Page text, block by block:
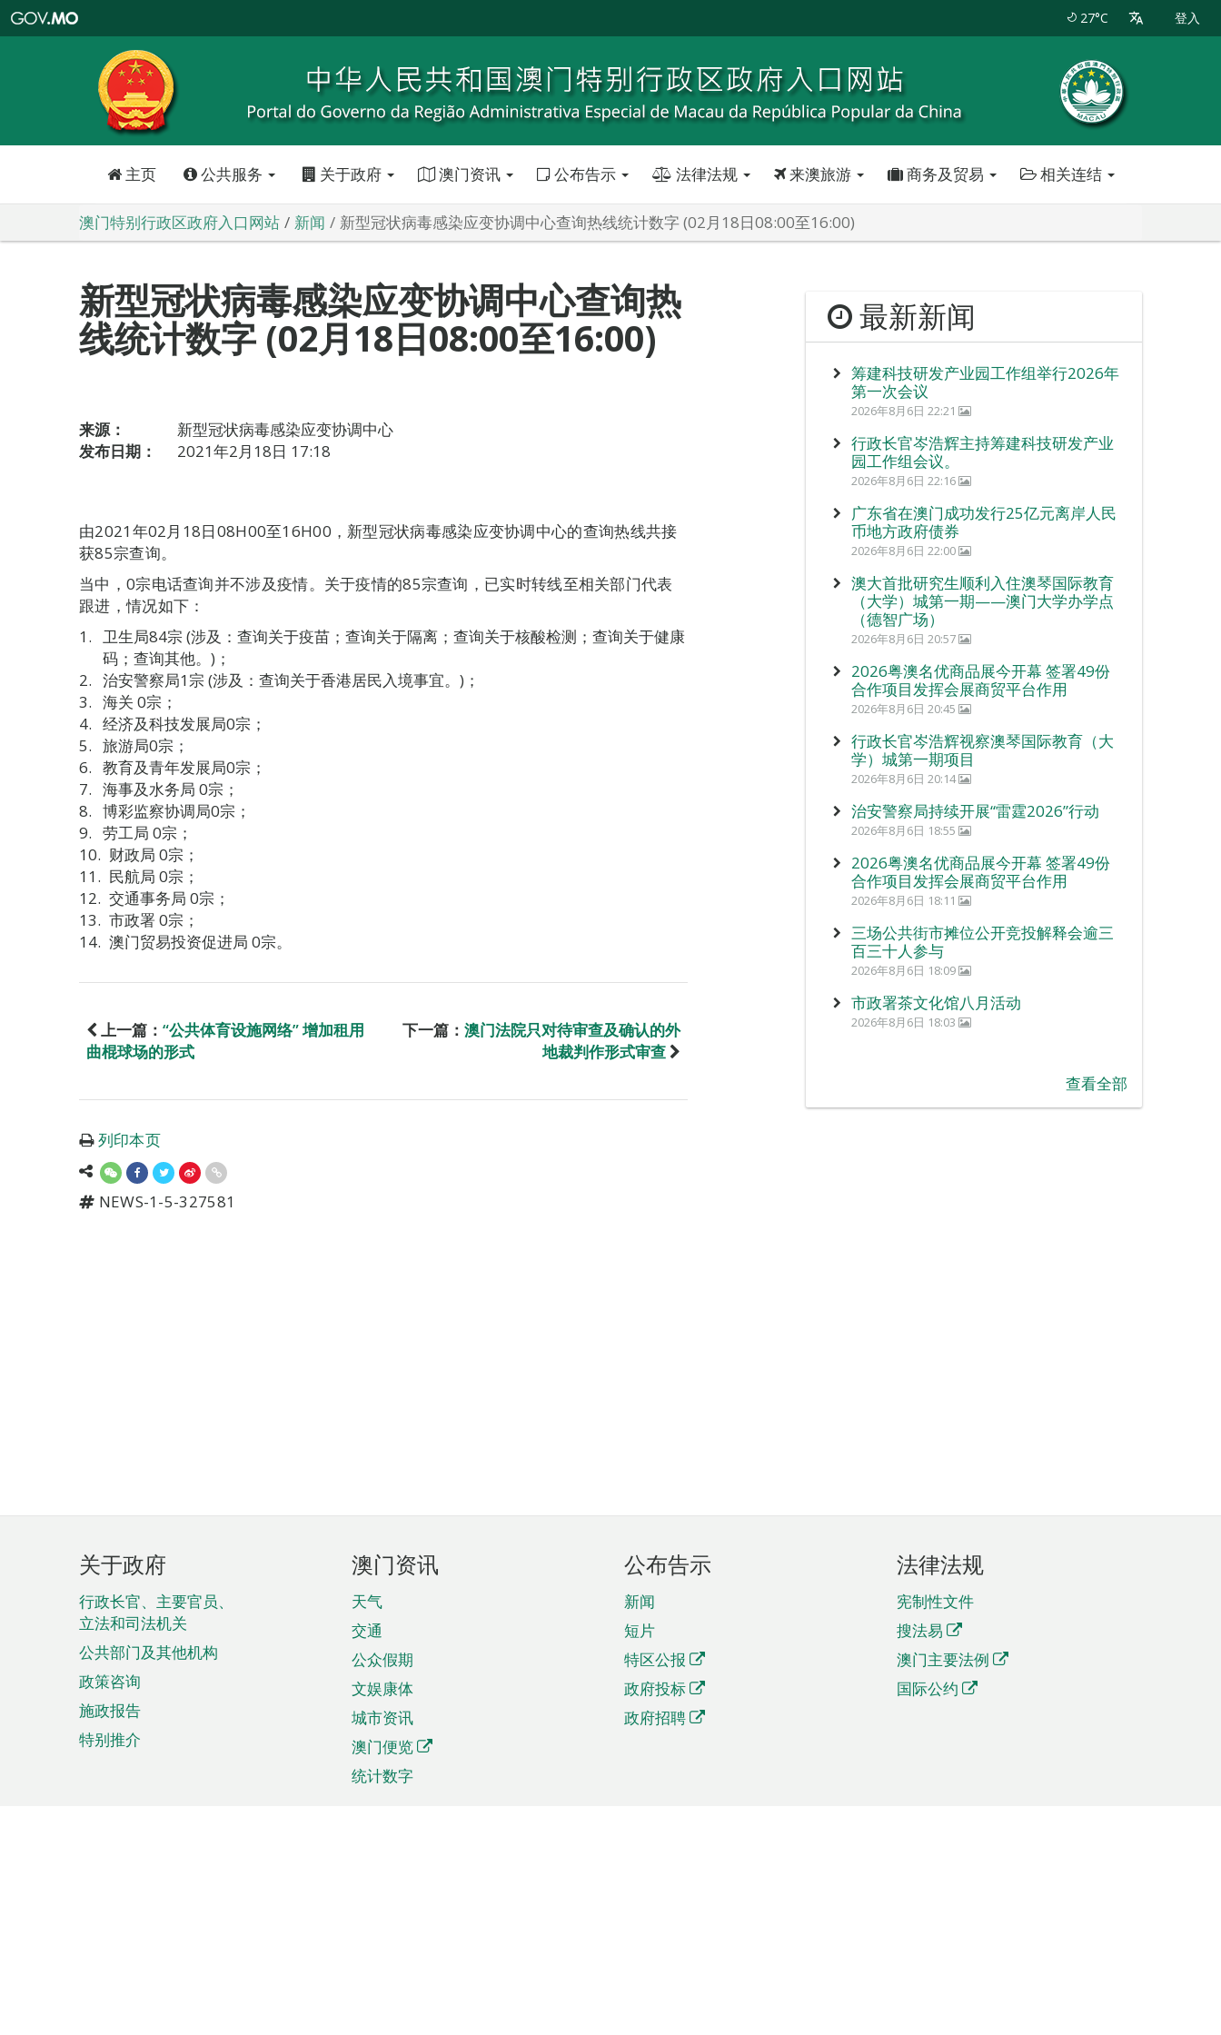
特
政
区
政
口
27°C 登入
主页 公共服务 关于政府 澳门资讯 公布告示 法律法规 来澳旅游 商务及贸易 相关连结
澳门特别行政区政府入口网站 新闻 新型冠状病毒感染应变协调中心查询热线统计数字 (02月18日08:00至16:00)
新型冠状病毒感染应变协调中心查询热
线统计数字 (02月18日08:00至16:00)
来源：
新型冠状病毒感染应变协调中心
发布日期：
2021年2月18日 17:18
由2021年02月18日08H00至16H00，新型冠状病毒感染应变协调中心的查询热线共接
获85宗查询。
当中，0宗电话查询并不涉及疫情。关于疫情的85宗查询，已实时转线至相关部门代表
跟进，情况如下：
卫生局84宗 (涉及：查询关于疫苗；查询关于隔离；查询关于核酸检测；查询关于健康
码；查询其他。)；
治安警察局1宗 (涉及：查询关于香港居民入境事宜。)；
海关 0宗；
经济及科技发展局0宗；
旅游局0宗；
教育及青年发展局0宗；
海事及水务局 0宗；
博彩监察协调局0宗；
劳工局 0宗；
财政局 0宗；
民航局 0宗；
交通事务局 0宗；
市政署 0宗；
澳门贸易投资促进局 0宗。
上一篇： “公共体育设施网络” 增加租用
曲棍球场的形式
下一篇： 澳门法院只对待审查及确认的外
地裁判作形式审查
列印本页
NEWS-1-5-327581
最新新闻
筹建科技研发产业园工作组举行2026年
第一次会议
2026年8月6日 22:21
行政长官岑浩辉主持筹建科技研发产业
园工作组会议。
2026年8月6日 22:16
广东省在澳门成功发行25亿元离岸人民
币地方政府债券
2026年8月6日 22:00
澳大首批研究生顺利入住澳琴国际教育
（大学）城第一期——澳门大学办学点
（德智广场）
2026年8月6日 20:57
2026粤澳名优商品展今开幕 签署49份
合作项目发挥会展商贸平台作用
2026年8月6日 20:45
行政长官岑浩辉视察澳琴国际教育（大
学）城第一期项目
2026年8月6日 20:14
治安警察局持续开展“雷霆2026”行动
2026年8月6日 18:55
2026粤澳名优商品展今开幕 签署49份
合作项目发挥会展商贸平台作用
2026年8月6日 18:11
三场公共街市摊位公开竞投解释会逾三
百三十人参与
2026年8月6日 18:09
市政署茶文化馆八月活动
2026年8月6日 18:03
查看全部
页
脚
菜
单
关于政府
行政长官、主要官员、
立法和司法机关
公共部门及其他机构
政策咨询
施政报告
特别推介
澳门资讯
天气
交通
公众假期
文娱康体
城市资讯
澳门便览
统计数字
公布告示
新闻
短片
特区公报
政府投标
政府招聘
法律法规
宪制性文件
搜法易
澳门主要法例
国际公约